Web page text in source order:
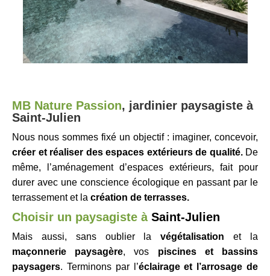
MB Nature Passion, jardinier paysagiste à
Saint-Julien
Nous nous sommes fixé un objectif : imaginer, concevoir,
créer et réaliser des espaces extérieurs de qualité.De
même, l’aménagement d’espaces extérieurs, fait pour
durer avec une conscience écologique en passant par le
terrassement et la création de terrasses.
Choisir un paysagiste à Saint-Julien
Mais aussi, sans oublier lavégétalisation et la
maçonnerie paysagère, vos piscines et bassins
paysagers. Terminons par l’éclairage et l’arrosage de